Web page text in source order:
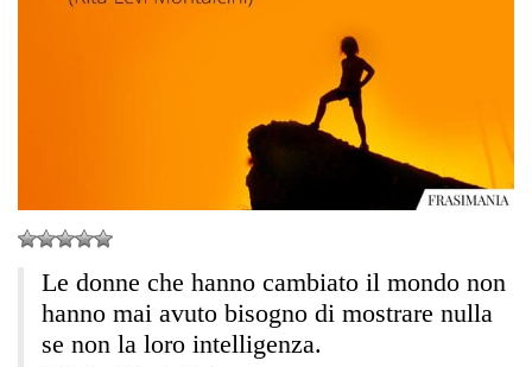
Le donne che hanno cambiato il mondo non
hanno mai avuto bisogno di mostrare nulla
se non la loro intelligenza.